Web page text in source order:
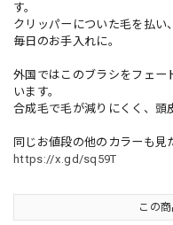
す。
クリッパーについた毛を払い
毎日のお手入れに。
外国ではこのブラシをフェー
います。
合成毛で毛が減りにくく、頭
同じお値段の他のカラーも見
https://x.gd/sq59T
この